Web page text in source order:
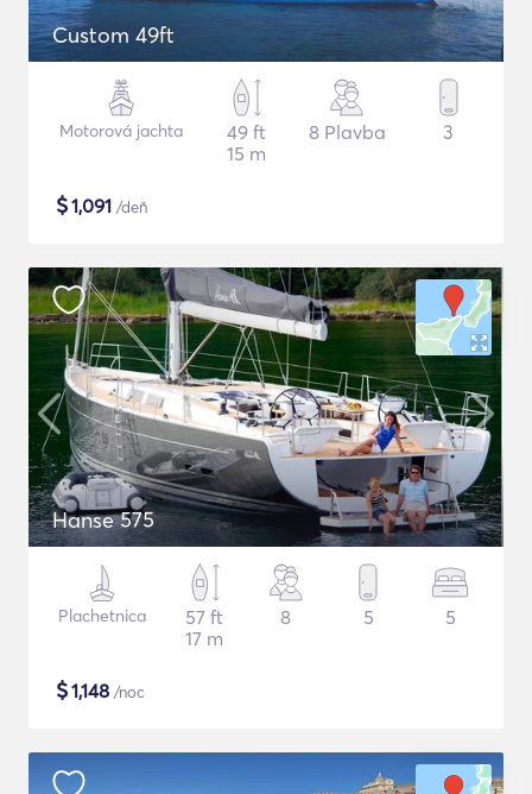
Custom 49ft
Motorová jachta
49 ft
15 m
8 Plavba 3
$1,091 /deň
Hanse 575
Plachetnica
57 ft
17 m
8 5 5
$1,148 /noc